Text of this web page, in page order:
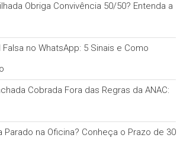
Obriga Convivência 50/50? Entenda a
no WhatsApp: 5 Sinais e Como
Cobrada Fora das Regras da ANAC:
Parado na Oficina? Conheça o Prazo de 30